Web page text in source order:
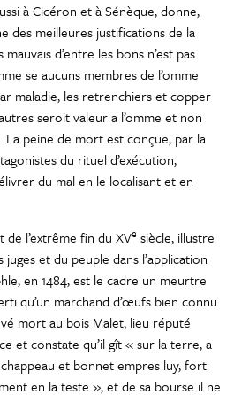
à Cicéron et à Sénèque, donne,
des meilleures justifications de la
d’entre les bons n’est pas
se aucuns membres de l’omme
maladie, les retrenchiers et copper
seroit valeur a l’omme et non
La peine de mort est conçue, par la
du rituel d’exécution,
du mal en le localisant et en
l’extrême fin du XVe siècle, illustre
et du peuple dans l’application
en 1484, est le cadre un meurtre
qu’un marchand d’œufs bien connu
mort au bois Malet, lieu réputé
et constate qu’il gît « sur la terre, a
et bonnet empres luy, fort
en la teste », et de sa bourse il ne